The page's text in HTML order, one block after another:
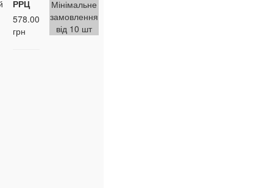
РРЦ
578.00
грн
Мінімальне
замовлення
від 10 шт